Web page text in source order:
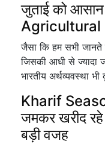
जुताई को
Agricultural
जैसा कि हम सभी जानते
जिसकी आधी से ज्यादा
भारतीय अर्थव्यवस्था
Kharif
जमकर खरीद रहे
बड़ी वजह